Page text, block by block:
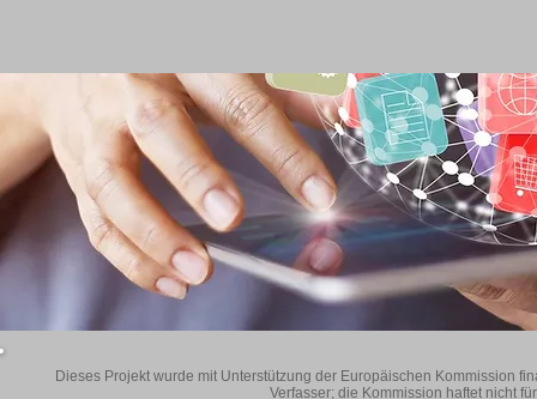
Dieses Projekt wurde mit Unterstützung der Europäischen Kommission
Verfasser; die Kommission haftet nicht